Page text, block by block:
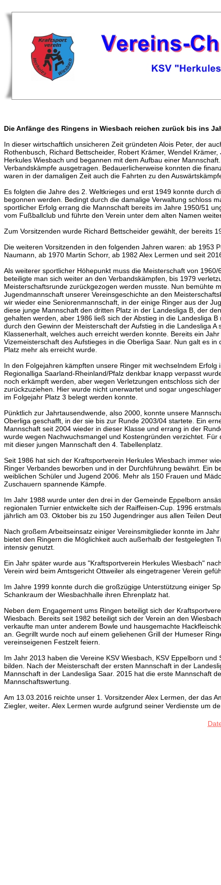
Die Anfänge des Ringens in Wiesbach reichen zurück bis ins
In dieser wirtschaftlich unsicheren Zeit gründeten Alois Peter, der
Rothenbusch, Richard Bettscheider, Robert Krämer, Wendel
Herkules Wiesbach und begannen mit dem Aufbau einer
Verbandskämpfe ausgetragen. Bedauerlicherweise konnten die
waren in der damaligen Zeit auch die Fahrten zu den
Es folgten die Jahre des 2. Weltkrieges und erst 1949 konnte durch
begonnen werden. Bedingt durch die damalige Verwaltung schloss
sportlicher Erfolg errang die Mannschaft bereits im Jahre 1950/51
vom Fußballclub und führte den Verein unter dem alten Namen
Zum Vorsitzenden wurde Richard Bettscheider gewählt, der bereits
Die weiteren Vorsitzenden in den folgenden Jahren waren: ab 1953
Naumann, ab 1970 Martin Schorr, ab 1982 Alex Lermen und seit
Als weiterer sportlicher Höhepunkt muss die Meisterschaft von
beteiligte man sich weiter an den Verbandskämpfen, bis 1979
Meisterschaftsrunde zurückgezogen werden musste. Nun bemühte
Jugendmannschaft unserer Vereinsgeschichte an den
wir wieder eine Seniorenmannschaft, in der einige Ringer aus der
diese junge Mannschaft den dritten Platz in der Landesliga B, der
gehalten werden, aber 1986 ließ sich der Abstieg in die Landesliga
durch den Gewinn der Meisterschaft der Aufstieg in die Landesliga
Klassenerhalt, welches auch erreicht werden konnte. Bereits ein
Vizemeisterschaft des Aufstieges in die Oberliga Saar. Nun galt es
Platz mehr als erreicht wurde.
In den Folgejahren kämpften unsere Ringer mit wechselndem
Regionalliga Saarland-Rheinland/Pfalz denkbar knapp verpasst
noch erkämpft werden, aber wegen Verletzungen entschloss sich
zurückzuziehen. Hier wurde nicht unerwartet und sogar
im Folgejahr Platz 3 belegt werden konnte.
Pünktlich zur Jahrtausendwende, also 2000, konnte unsere
Oberliga geschafft, in der sie bis zur Runde 2003/04 startete. Ein
Mannschaft seit 2004 wieder in dieser Klasse und errang in der
wurde wegen Nachwuchsmangel und Kostengründen verzichtet.
mit dieser jungen Mannschaft den 4. Tabellenplatz.
Seit 1986 hat sich der Kraftsportverein Herkules Wiesbach immer
Ringer Verbandes beworben und in der Durchführung bewährt. Ein
weiblichen Schüler und Jugend 2006. Mehr als 150 Frauen und
Zuschauern spannende Kämpfe.
Im Jahr 1988 wurde unter den drei in der Gemeinde Eppelborn
regionalen Turnier entwickelte sich der Raiffeisen-Cup. 1996
jährlich am 03. Oktober bis zu 150 Jugendringer aus allen Teilen
Nach großem Arbeitseinsatz einiger Vereinsmitglieder konnte im
bietet den Ringern die Möglichkeit auch außerhalb der festgelegten
intensiv genutzt.
Ein Jahr später wurde aus "Kraftsportverein Herkules Wiesbach"
Verein wird beim Amtsgericht Ottweiler als eingetragener Verein
Im Jahre 1999 konnte durch die großzügige Unterstützung einiger
Schankraum der Wiesbachhalle ihren Ehrenplatz hat.
Neben dem Engagement ums Ringen beteiligt sich der
Wiesbach. Bereits seit 1982 beteiligt sich der Verein an den
verkaufte man unter anderem Bowle und hausgemachte
an. Gegrillt wurde noch auf einem geliehenen Grill der Humeser
vereinseigenen Festzelt feiern.
Im Jahr 2013 haben die Vereine KSV Wiesbach, KSV Eppelborn
bilden. Nach der Meisterschaft der ersten Mannschaft in der
Mannschaft in der Landesliga Saar. 2015 hat die erste Mannschaft
Mannschaftswertung.
Am 13.03.2016 reichte unser 1. Vorsitzender Alex Lermen, der das
Ziegler, weiter. Alex Lermen wurde aufgrund seiner Verdienste um